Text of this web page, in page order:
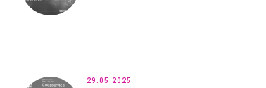
29.05.2025